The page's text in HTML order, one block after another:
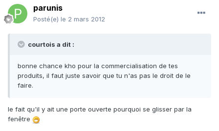
parunis
Posté(e) le 2 mars 2012
courtois a dit :
bonne chance kho pour la commercialisation de tes
produits, il faut juste savoir que tu n'as pas le droit de le
faire.
le fait qu'il y ait une porte ouverte pourquoi se glisser par la
fenêtre